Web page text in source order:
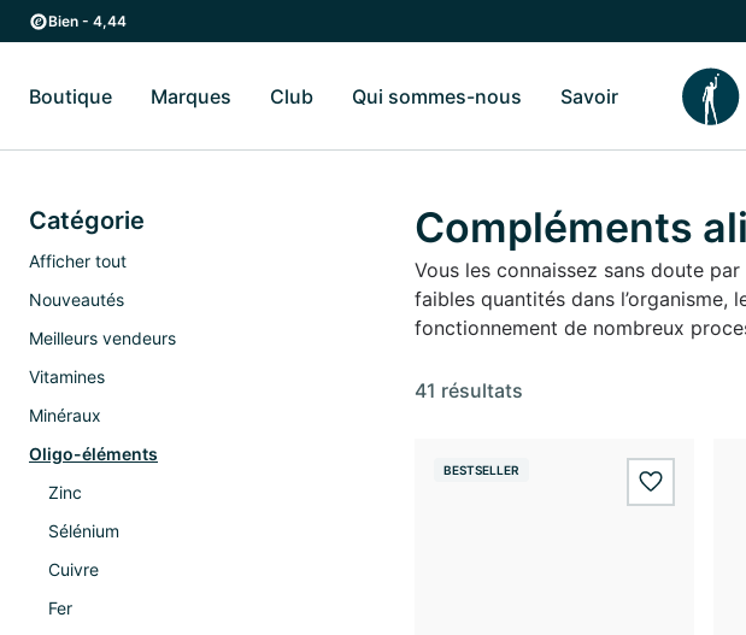
Passer au contenu principal
Passer à la navigation principale
Bien - 4,44
Boutique Basculer vers le sous-menu Boutique
Marques Basculer vers le sous-menu Marques
Club Qui sommes-nous Basculer vers le sous-menu
Savoir Basculer vers le
Compléments
Vous les connaissez sans doute
faibles quantités dans
fonctionnement de nombreux
41 résultats
BESTSELLER
Catégorie
Afficher tout
Nouveautés
Meilleurs vendeurs
Vitamines
Minéraux
Oligo-éléments
Zinc
Sélénium
Cuivre
Fer